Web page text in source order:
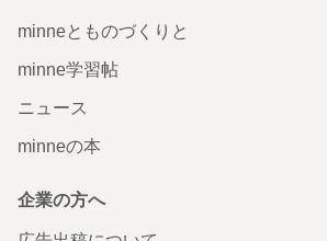
minneとものづくりと
minne学習帖
ニュース
minneの本
企業の方へ